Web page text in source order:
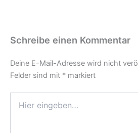
Schreibe einen Kommentar
Deine E-Mail-Adresse wird nicht
Felder sind mit * markiert
eingeben…